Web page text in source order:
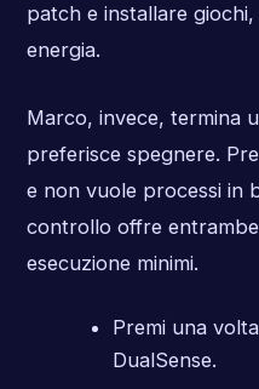
patch e installare
energia.
Marco, invece, termina
preferisce spegnere.
e non vuole processi in
controllo offre
esecuzione minimi.
Premi una
DualSense.